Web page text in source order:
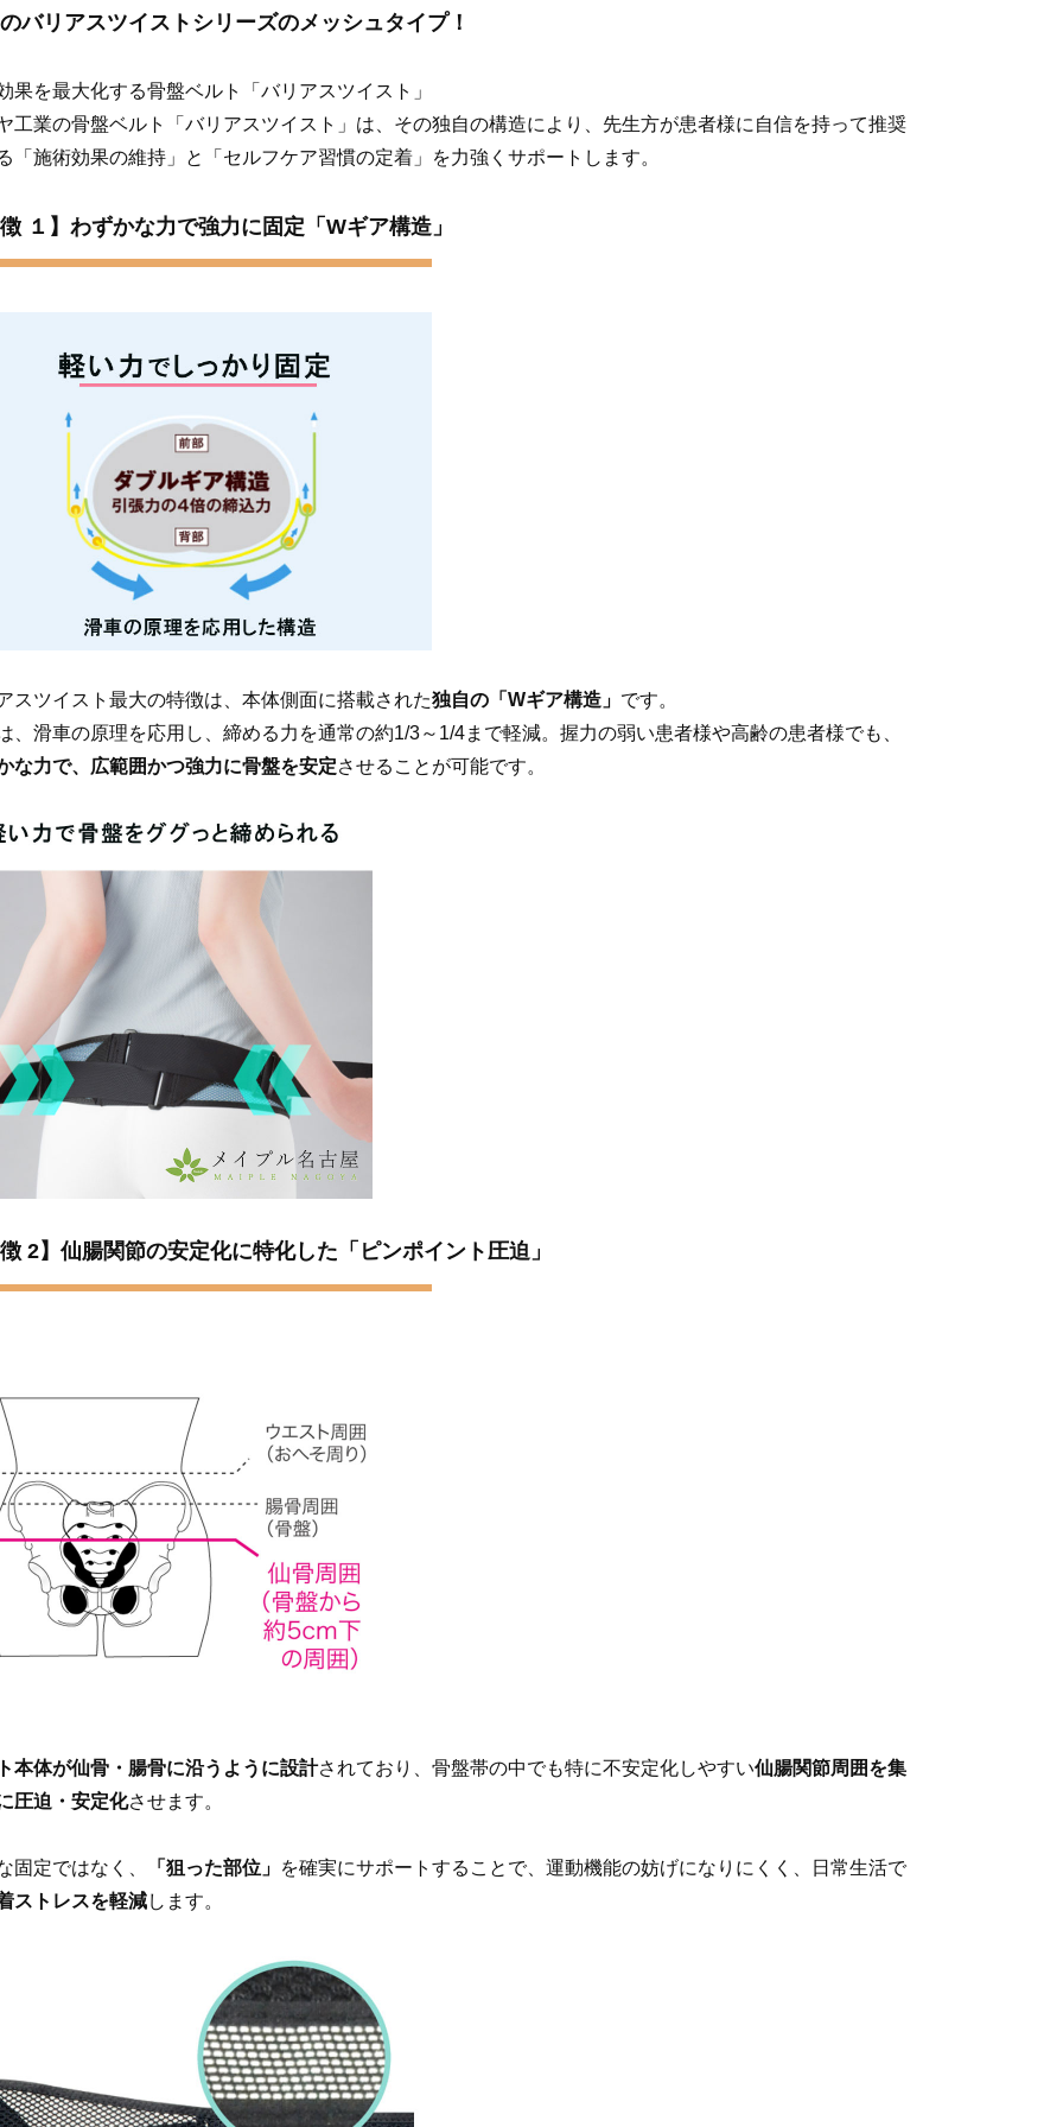
バリアスツイストシリーズのメッシュタイプ！
果を最大化する骨盤ベルト「バリアスツイスト」
工業の骨盤ベルト「バリアスツイスト」は、その独自の構造により、先生方が患者様に自信を持って推奨
「施術効果の維持」と「セルフケア習慣の定着」を力強くサポートします。
１】わずかな力で強力に固定「Wギア構造」
スツイスト最大の特徴は、本体側面に搭載された独自の「Wギア構造」 です。
、滑車の原理を応用し、締める力を通常の約1/3～1/4まで軽減。握力の弱い患者様や高齢の患者様でも、
な力で、広範囲かつ強力に骨盤を安定させることが可能です。
2】仙腸関節の安定化に特化した「ピンポイント圧迫」
本体が仙骨・腸骨に沿うように設計されており、骨盤帯の中でも特に不安定化しやすい仙腸関節周囲を集
圧迫・安定化させます。
固定ではなく、 「狙った部位」 を確実にサポートすることで、運動機能の妨げになりにくく、日常生活で
ストレスを軽減します。